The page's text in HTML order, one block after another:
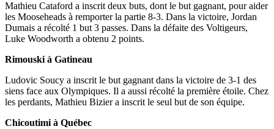
Mathieu Cataford a inscrit deux buts, dont le but gagnant, pour aider
les Mooseheads à remporter la partie 8-3. Dans la victoire, Jordan
Dumais a récolté 1 but 3 passes. Dans la défaite des Voltigeurs,
Luke Woodworth a obtenu 2 points.
Rimouski à Gatineau
Ludovic Soucy a inscrit le but gagnant dans la victoire de 3-1 des
siens face aux Olympiques. Il a aussi récolté la première étoile. Chez
les perdants, Mathieu Bizier a inscrit le seul but de son équipe.
Chicoutimi à Québec